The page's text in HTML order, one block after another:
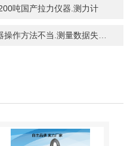
吨国产拉力仪器.测力计
作方法不当.测量数据失灵​​